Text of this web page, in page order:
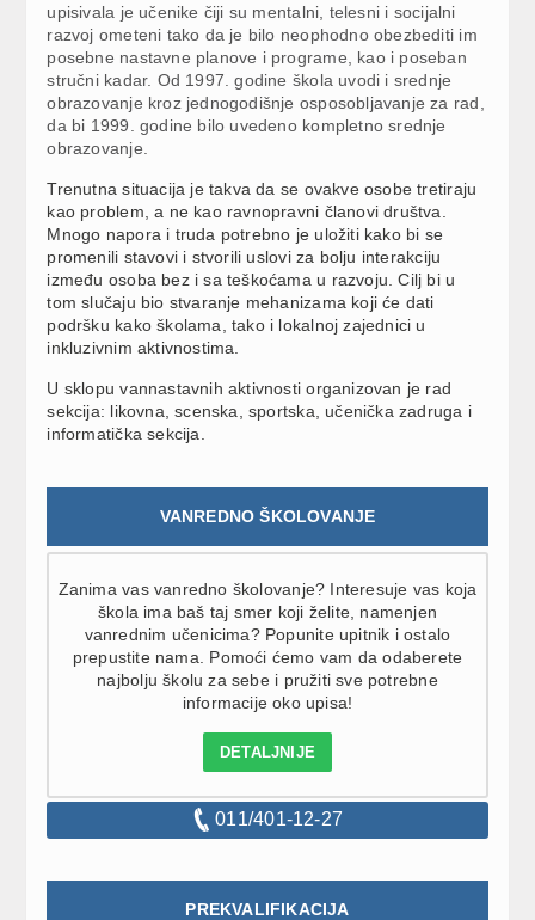
upisivala je učenike čiji su mentalni, telesni i socijalni
razvoj ometeni tako da je bilo neophodno obezbediti im
posebne nastavne planove i programe, kao i poseban
stručni kadar. Od 1997. godine škola uvodi i srednje
obrazovanje kroz jednogodišnje osposobljavanje za rad,
da bi 1999. godine bilo uvedeno kompletno srednje
obrazovanje.
Trenutna situacija je takva da se ovakve osobe tretiraju
kao problem, a ne kao ravnopravni članovi društva.
Mnogo napora i truda potrebno je uložiti kako bi se
promenili stavovi i stvorili uslovi za bolju interakciju
između osoba bez i sa teškoćama u razvoju. Cilj bi u
tom slučaju bio stvaranje mehanizama koji će dati
podršku kako školama, tako i lokalnoj zajednici u
inkluzivnim aktivnostima.
U sklopu vannastavnih aktivnosti organizovan je rad
sekcija: likovna, scenska, sportska, učenička zadruga i
informatička sekcija.
VANREDNO ŠKOLOVANJE
Zanima vas vanredno školovanje? Interesuje vas koja
škola ima baš taj smer koji želite, namenjen
vanrednim učenicima? Popunite upitnik i ostalo
prepustite nama. Pomoći ćemo vam da odaberete
najbolju školu za sebe i pružiti sve potrebne
informacije oko upisa!
DETALJNIJE
011/401-12-27
PREKVALIFIKACIJA